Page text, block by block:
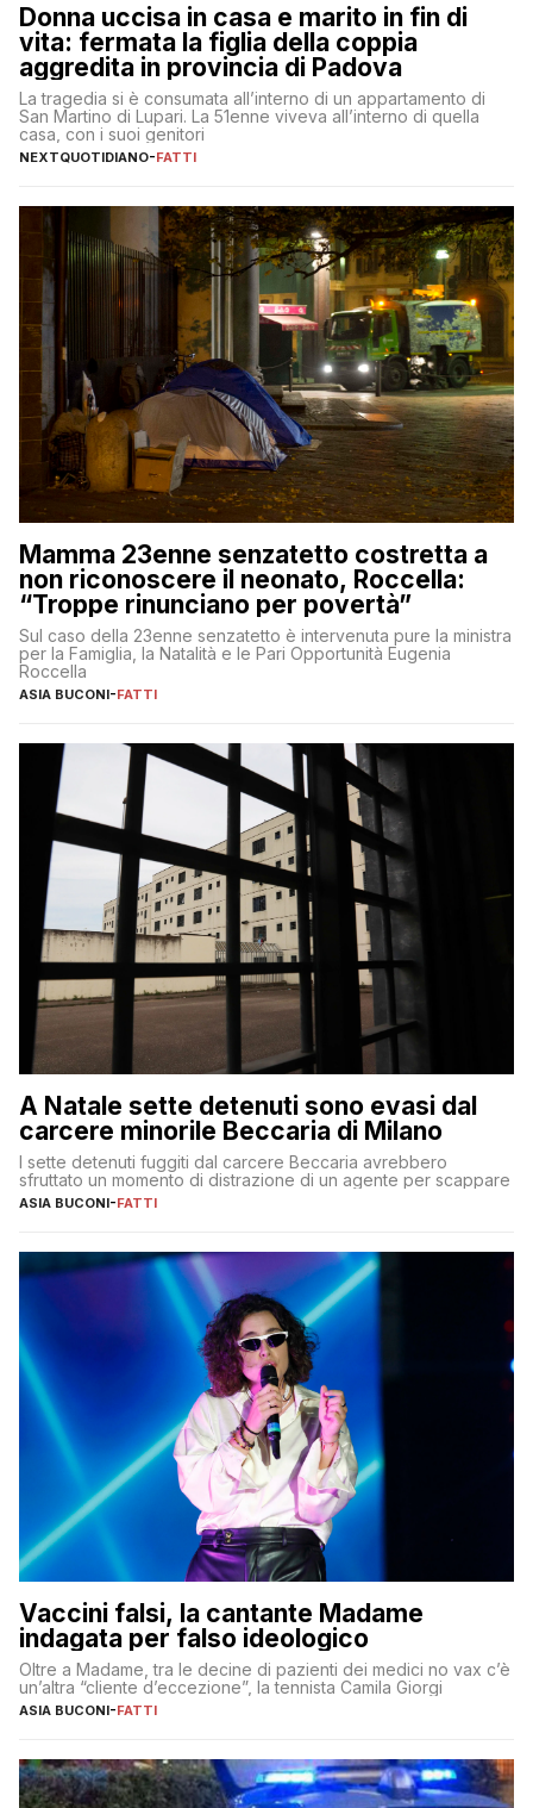
Donna uccisa in casa e marito in fin di
vita: fermata la figlia della coppia
aggredita in provincia di Padova
La tragedia si è consumata all’interno di un appartamento di
San Martino di Lupari. La 51enne viveva all’interno di quella
casa, con i suoi genitori
NEXTQUOTIDIANO-FATTI
Mamma 23enne senzatetto costretta a
non riconoscere il neonato, Roccella:
“Troppe rinunciano per povertà”
Sul caso della 23enne senzatetto è intervenuta pure la ministra
per la Famiglia, la Natalità e le Pari Opportunità Eugenia
Roccella
ASIA BUCONI-FATTI
A Natale sette detenuti sono evasi dal
carcere minorile Beccaria di Milano
I sette detenuti fuggiti dal carcere Beccaria avrebbero
sfruttato un momento di distrazione di un agente per scappare
ASIA BUCONI-FATTI
Vaccini falsi, la cantante Madame
indagata per falso ideologico
Oltre a Madame, tra le decine di pazienti dei medici no vax c’è
un’altra “cliente d’eccezione”, la tennista Camila Giorgi
ASIA BUCONI-FATTI